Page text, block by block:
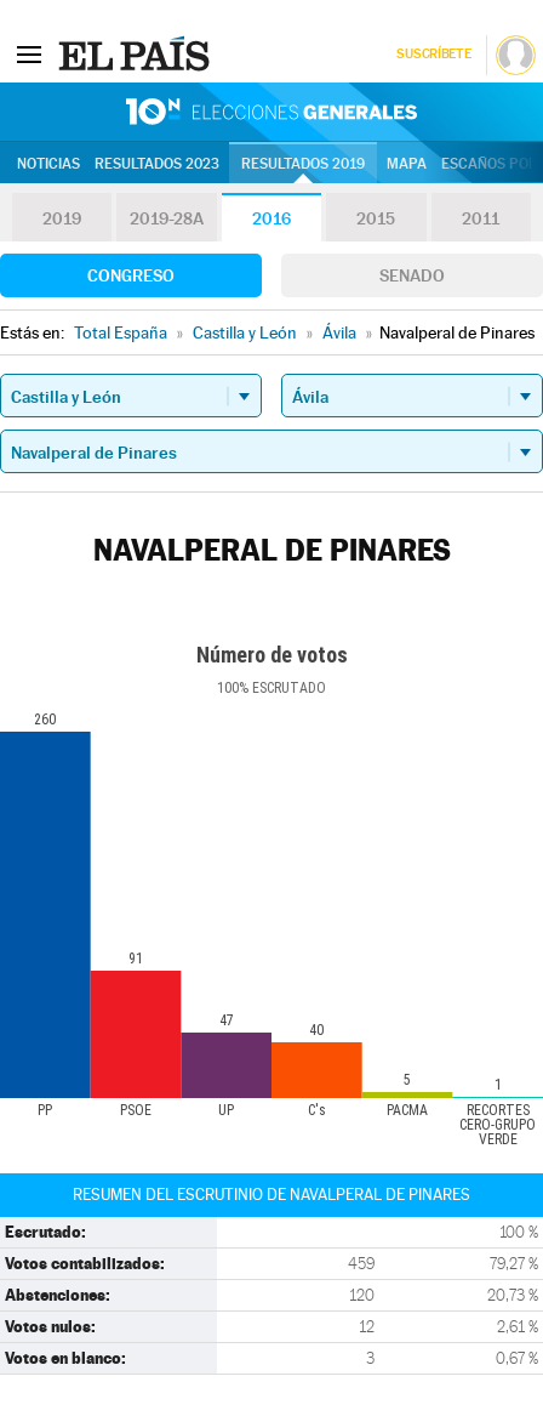
SUSCRÍBETE
NOTICIAS RESULTADOS 2023 RESULTADOS 2019 MAPA ESCAÑOS
2019 2019-28A 2016 2015 2011
CONGRESO SENADO
Estás en: Total España » Castilla y León » Ávila » Navalperal de Pinares
NAVALPERAL DE PINARES
Número de votos
100% ESCRUTADO
PP PSOE UP C's PACMA
RECORTES
CERO-GRUPO
VERDE
260
91
47
40
5 1
RESUMEN DEL ESCRUTINIO DE NAVALPERAL DE PINARES
Escrutado: 100 %
Votos contabilizados: 459 79,27 %
Abstenciones: 120 20,73 %
Votos nulos: 12 2,61 %
Votos en blanco: 3 0,67 %